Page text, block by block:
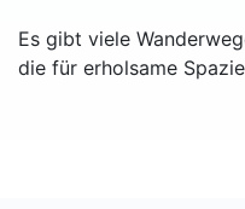
Es gibt viele
die für erholsame